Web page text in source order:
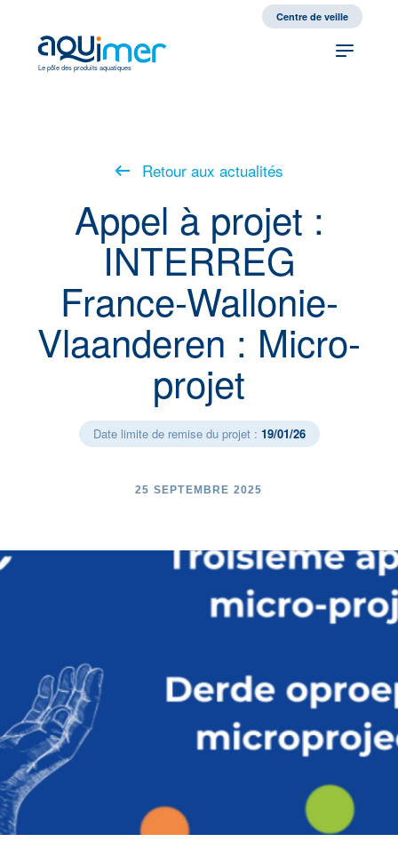
Centre de veille
Le pôle des produits aquatiques
Retour aux actualités
Appel à projet :
INTERREG
France-Wallonie-
Vlaanderen : Micro-
projet
Date limite de remise du projet : 19/01/26
25 SEPTEMBRE 2025